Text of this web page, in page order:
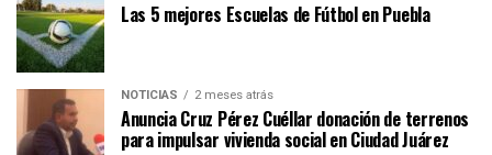
Las 5 mejores Escuelas de Fútbol en Puebla
NOTICIAS 2 meses atrás
Anuncia Cruz Pérez Cuéllar donación de terrenos
para impulsar vivienda social en Ciudad Juárez